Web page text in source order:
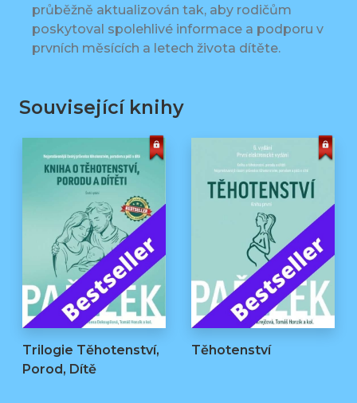
průběžně aktualizován tak, aby rodičům
poskytoval spolehlivé informace a podporu v
prvních měsících a letech života dítěte.
Související knihy
Trilogie Těhotenství,
Porod, Dítě
Těhotenství